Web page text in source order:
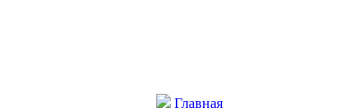
Главная